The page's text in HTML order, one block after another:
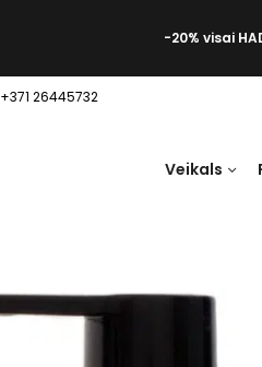
-20% visai
+371 26445732
Veikals